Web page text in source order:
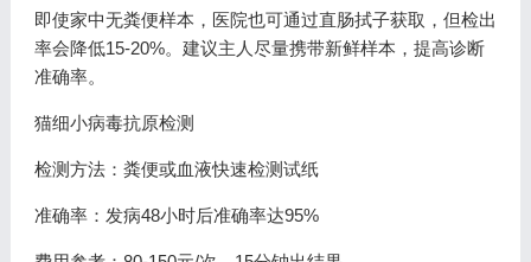
即使家中无粪便样本，医院也可通过直肠拭子获取，但检出
率会降低15-20%。建议主人尽量携带新鲜样本，提高诊断
准确率。
猫细小病毒抗原检测
检测方法：粪便或血液快速检测试纸
准确率：发病48小时后准确率达95%